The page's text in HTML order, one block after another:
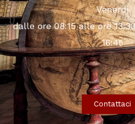
Venerdì
dalle ore 08:15 alle ore
16:45
Contattaci